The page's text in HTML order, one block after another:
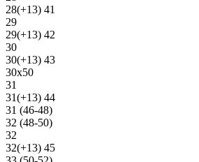
28(+13) 41
29
29(+13) 42
30
30(+13) 43
30х50
31
31(+13) 44
31 (46-48)
32 (48-50)
32
32(+13) 45